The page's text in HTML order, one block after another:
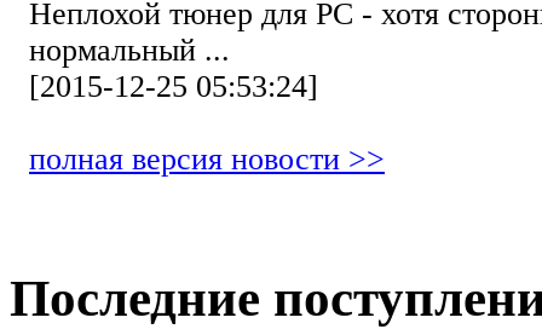
Неплохой тюнер для РС - хотя
нормальный ...
[2015-12-25 05:53:24]
полная версия новости >>
Последние